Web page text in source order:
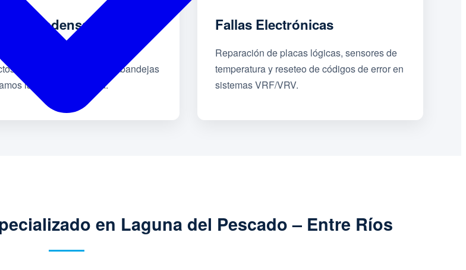
o Condensación
de agua en techos o
Destapamos drenajes, bandejas
la aislación térmica.
Fallas Electrónicas
Reparación de placas lógicas, sensores de
temperatura y reseteo de códigos de error en
sistemas VRF/VRV.
en Laguna del Pescado – Entre Ríos